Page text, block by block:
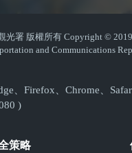
光署 版權所有 Copyright ©
and Communications
、Firefox、Chrome、
)
策略